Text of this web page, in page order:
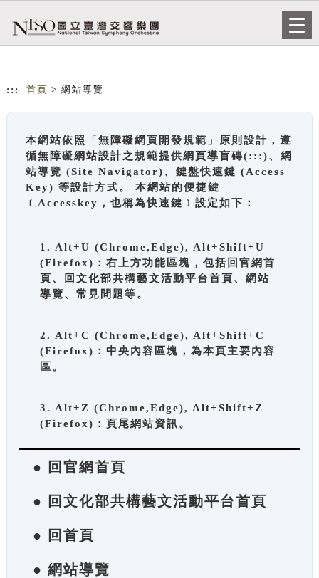
::: 首頁 > 網站導覽
本網站依照「無障礙網頁開發規範」原則設計，遵
循無障礙網站設計之規範提供網頁導盲磚(:::)、網
站導覽 (Site Navigator)、鍵盤快速鍵 (Access
Key) 等設計方式。 本網站的便捷鍵
﹝Accesskey，也稱為快速鍵﹞設定如下：
1. Alt+U (Chrome,Edge), Alt+Shift+U
(Firefox)：右上方功能區塊，包括回官網首
頁、回文化部共構藝文活動平台首頁、網站
導覽、常見問題等。
2. Alt+C (Chrome,Edge), Alt+Shift+C
(Firefox)：中央內容區塊，為本頁主要內容
區。
3. Alt+Z (Chrome,Edge), Alt+Shift+Z
(Firefox)：頁尾網站資訊。
● 回官網首頁
● 回文化部共構藝文活動平台首頁
● 回首頁
● 網站導覽